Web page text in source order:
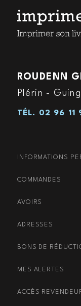
ROUDENN
Plérin -
TÉL. 02 96 11
INFORMATIONS
COMMANDES
AVOIRS
ADRESSES
BONS DE
MES ALERTES
ACCÈS